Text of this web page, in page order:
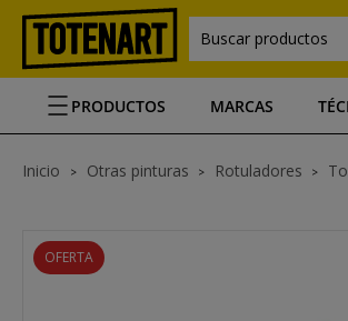
Buscar productos
PRODUCTOS MARCAS
Inicio Otras pinturas Rotuladores
OFERTA